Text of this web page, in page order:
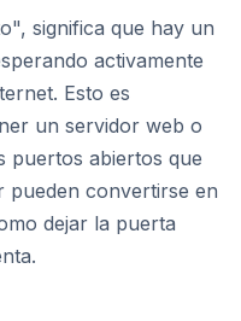
significa que hay un
activamente
Esto es
un servidor web o
puertos abiertos que
pueden convertirse en
dejar la puerta